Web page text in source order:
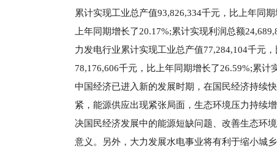
累计实现工业总产值93,826,334千元，比上年同
上年同期增长了20.17%;累计实现利润总额
力发电行业累计实现工业总产值77,284,104千元
78,176,606千元，比上年同期增长了26.59%;累计
中国经济已进入新的发展时期，在国民经济持续
紧，能源供应出现紧张局面，生态环境压力持续
决国民经济发展中的能源短缺问题、改善生态环
意义。另外，大力发展水电事业将有利于缩小城